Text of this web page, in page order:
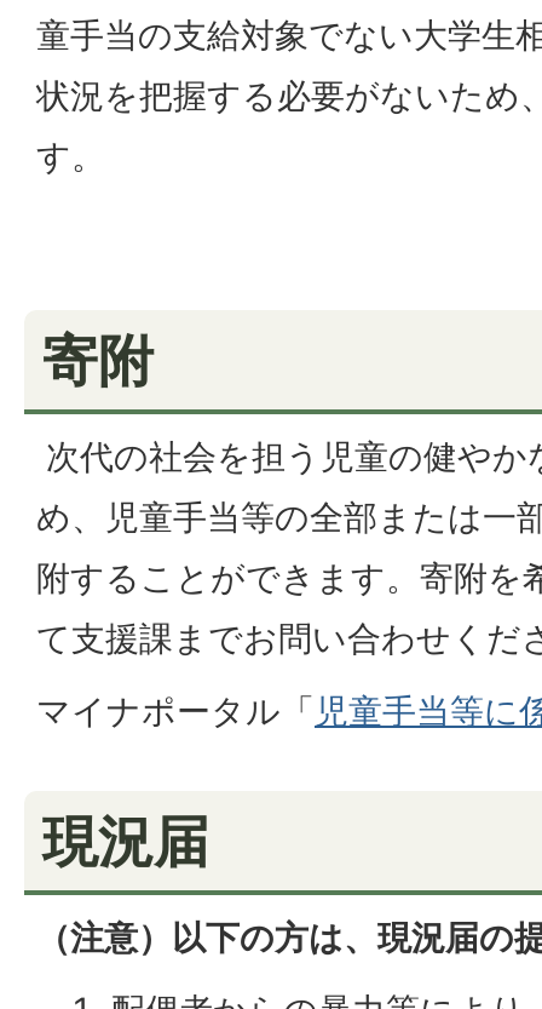
童手当の支給対象でない大学生
状況を把握する必要がないため
す。
寄附
次代の社会を担う児童の健や
め、児童手当等の全部または一
附することができます。寄附を
て支援課までお問い合わせくだ
マイナポータル「 児童手当等に
現況届
（注意）以下の方は、現況届の